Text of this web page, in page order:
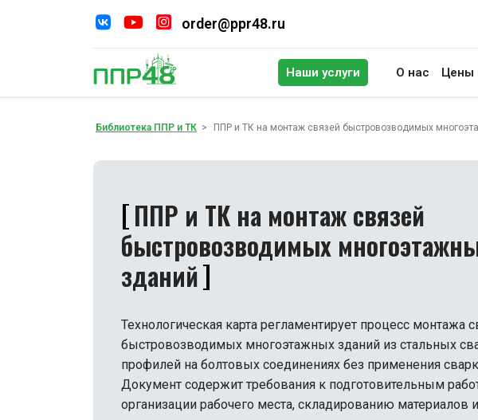
order@ppr48.ru
Наши услуги О нас Цены
Библиотека ППР и ТК ППР и ТК на монтаж связей быстровозводимых
ППР и ТК на монтаж связей
быстровозводимых
зданий
Технологическая карта регламентирует процесс монтажа
быстровозводимых многоэтажных зданий из стальных
профилей на болтовых соединениях без применения
Документ содержит требования к подготовительным
организации рабочего места, складированию материалов и
Поиск